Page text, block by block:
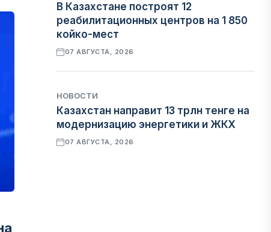
В Казахстане построят 12
реабилитационных центров на 1 850
койко-мест
07 АВГУСТА, 2026
НОВОСТИ
Казахстан направит 13 трлн тенге на
модернизацию энергетики и ЖКХ
07 АВГУСТА, 2026